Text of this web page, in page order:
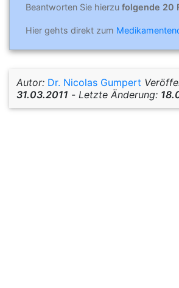
Beantworten Sie hierzu folgende 20
Hier gehts direkt zum
Autor: Dr. Nicolas Gumpert
31.03.2011 - Letzte Änderung: